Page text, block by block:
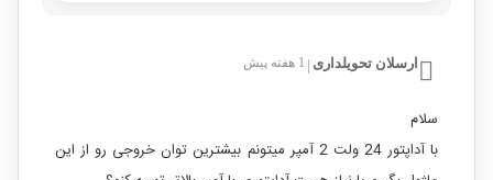
ارسلان تحویلداری | 1 هفته پیش
سلام
با آداپتور 24 ولت 2 آمپر میتونم بیشترین توان خروجی رو از این